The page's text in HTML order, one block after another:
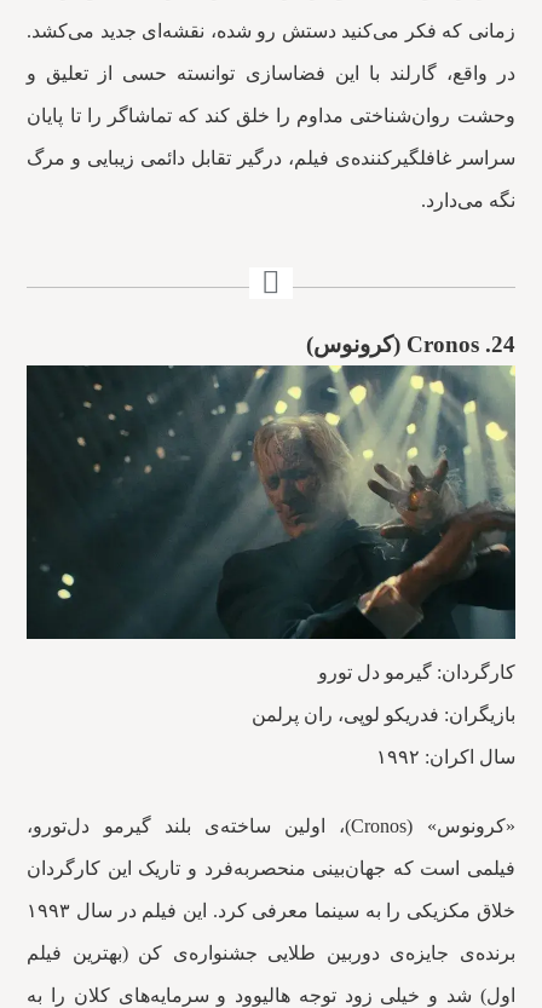
زمانی که فکر می‌کنید دستش رو شده، نقشه‌ای جدید می‌کشد.
در واقع، گارلند با این فضاسازی توانسته حسی از تعلیق و
وحشت روان‌شناختی مداوم را خلق کند که تماشاگر را تا پایان
سراسر غافلگیرکننده‌ی فیلم، درگیر تقابل دائمی زیبایی و مرگ
نگه می‌دارد.
24. Cronos (کرونوس)
کارگردان: گیرمو دل تورو
بازیگران: فدریکو لوپی، ران پرلمن
سال اکران: ۱۹۹۲
«کرونوس» (Cronos)، اولین ساخته‌ی بلند گیرمو دل‌تورو،
فیلمی است که جهان‌بینی منحصربه‌فرد و تاریک این کارگردان
خلاق مکزیکی را به سینما معرفی کرد. این فیلم در سال ۱۹۹۳
برنده‌ی جایزه‌ی دوربین طلایی جشنواره‌ی کن (بهترین فیلم
اول) شد و خیلی زود توجه هالیوود و سرمایه‌های کلان را به